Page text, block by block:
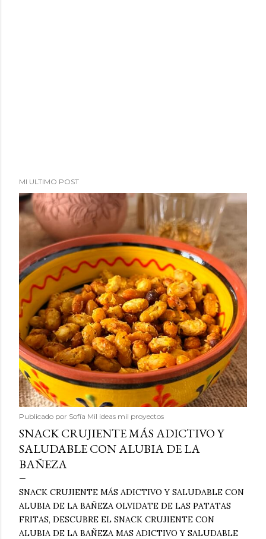
MI ULTIMO POST
Publicado por Sofía Mil ideas mil proyectos
SNACK CRUJIENTE MÁS ADICTIVO Y
SALUDABLE CON ALUBIA DE LA
BAÑEZA
SNACK CRUJIENTE MÁS ADICTIVO Y SALUDABLE CON
ALUBIA DE LA BAÑEZA OLVIDATE DE LAS PATATAS
FRITAS, DESCUBRE EL SNACK CRUJIENTE CON
ALUBIA DE LA BAÑEZA MAS ADICTIVO Y SALUDABLE